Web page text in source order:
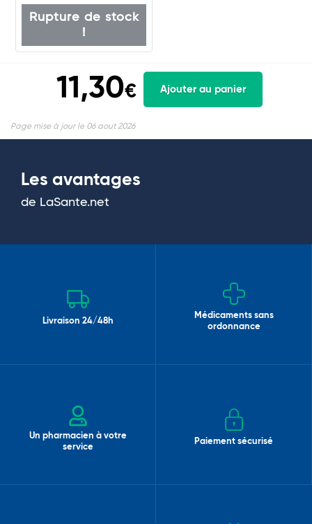
Rupture de stock
!
11,30€ Ajouter au panier
Page mise à jour le 06 aout 2026
Les avantages
de LaSante.net
Livraison 24/48h
Médicaments sans
ordonnance
Un pharmacien à votre
service
Paiement sécurisé